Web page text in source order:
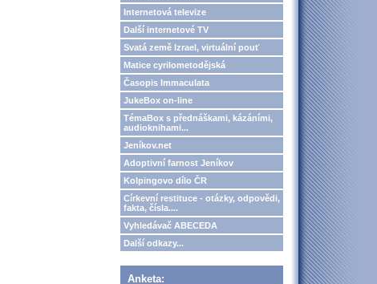
Internetová televize
Další internetové TV
Svatá země Izrael, virtuální pouť
Matice cyrilometodějská
Časopis Immaculata
JukeBox on-line
TémaBox s přednáškami, kázáními,
audioknihami...
Jeníkov.net
Adoptivní farnost Jeníkov
Kolpingovo dílo ČR
Církevní restituce - otázky, odpovědi,
fakta, čísla....
Vyhledávač ABECEDA
Další odkazy...
Anketa: